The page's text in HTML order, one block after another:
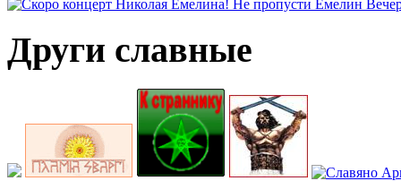
Други славные